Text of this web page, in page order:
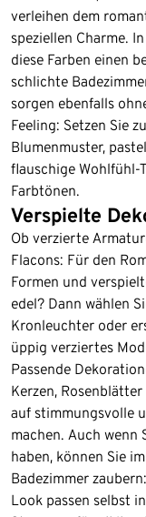
verleihen dem
speziellen Charme.
diese Farben einen
schlichte
sorgen ebenfalls
Feeling: Setzen Sie
Blumenmuster,
flauschige Wohlfühl-
Farbtönen.
Verspielte
Ob verzierte
Flacons: Für den
Formen und
edel? Dann wählen
Kronleuchter oder
üppig verziertes
Passende
Kerzen,
auf stimmungsvolle
machen. Auch wenn
haben, können Sie
Badezimmer
Look passen selbst